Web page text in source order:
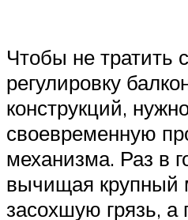
Чтобы не тратить
регулировку
конструкций,
своевременную
механизма. Раз в
вычищая крупный
засохшую грязь, а